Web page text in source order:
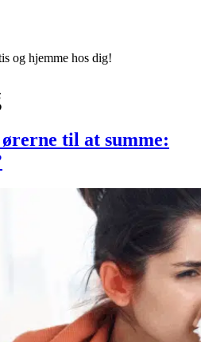
og hjemme hos dig!
til at summe: